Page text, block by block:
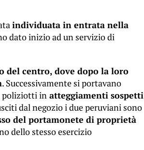
individuata in entrata nella
dato inizio ad un servizio di
del centro, dove dopo la loro
. Successivamente si portavano
poliziotti in atteggiamenti sospetti
dal negozio i due peruviani sono
del portamonete di proprietà
dello stesso esercizio